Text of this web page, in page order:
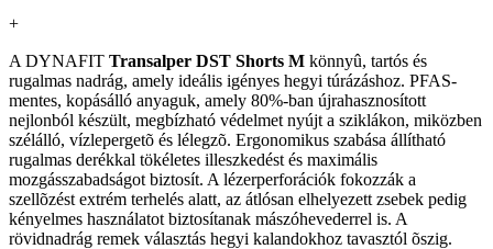
+
A DYNAFIT Transalper DST Shorts M könnyû, tartós és
rugalmas nadrág, amely ideális igényes hegyi túrázáshoz. PFAS-
mentes, kopásálló anyaguk, amely 80%-ban újrahasznosított
nejlonból készült, megbízható védelmet nyújt a sziklákon, miközben
szélálló, vízlepergetõ és lélegzõ. Ergonomikus szabása állítható
rugalmas derékkal tökéletes illeszkedést és maximális
mozgásszabadságot biztosít. A lézerperforációk fokozzák a
szellõzést extrém terhelés alatt, az átlósan elhelyezett zsebek pedig
kényelmes használatot biztosítanak mászóhevederrel is. A
rövidnadrág remek választás hegyi kalandokhoz tavasztól õszig.